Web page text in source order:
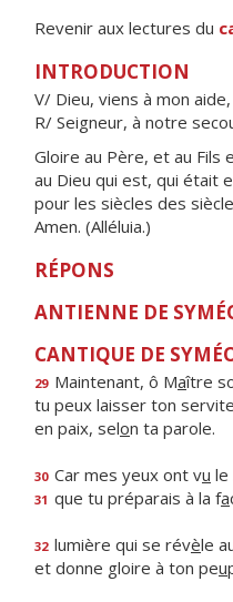
Revenir aux lectures du
INTRODUCTION
V/ Dieu, viens à mon aide,
R/ Seigneur, à notre
Gloire au Père, et au Fils
au Dieu qui est, qui était
pour les siècles des
Amen. (Alléluia.)
RÉPONS
ANTIENNE DE
CANTIQUE DE
29 Maintenant, ô Maître
tu peux laisser ton servite
en paix, selon ta parole.
30 Car mes yeux ont vu le
31 que tu préparais à la fa
32 lumière qui se révèle
et donne gloire à ton peu